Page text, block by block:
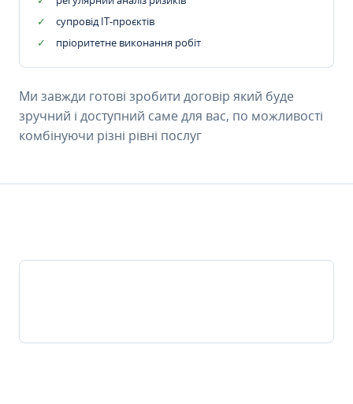
супровід ІТ-проєктів
пріоритетне виконання робіт
Ми завжди готові зробити договір який буде
зручний і доступний саме для вас, по можливості
комбінуючи різні рівні послуг